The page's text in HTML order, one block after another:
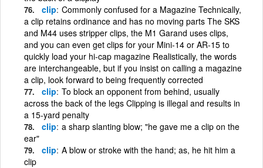
clip Commonly confused for a Magazine Technically,
a clip retains ordinance and has no moving parts The SKS
and M44 uses stripper clips, the M1 Garand uses clips,
and you can even get clips for your Mini-14 or AR-15 to
quickly load your hi-cap magazine Realistically, the words
are interchangeable, but if you insist on calling a magazine
a clip, look forward to being frequently corrected
clip To block an opponent from behind, usually
across the back of the legs Clipping is illegal and results in
a 15-yard penalty
clip a sharp slanting blow; "he gave me a clip on the
ear"
clip A blow or stroke with the hand; as, he hit him a
clip